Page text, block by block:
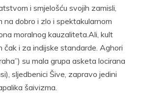
i smjelošću svojih zamisli,
na dobro i zlo i spektakularnom
moralnog kauzaliteta.Ali, kult
čak i za indijske standarde. Aghori
su mala grupa asketa locirana
sljedbenici Šive, zapravo jedini
šaivizma.